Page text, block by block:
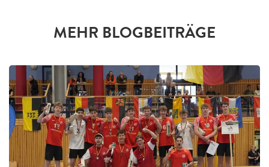
MEHR BLOGBEITRÄGE